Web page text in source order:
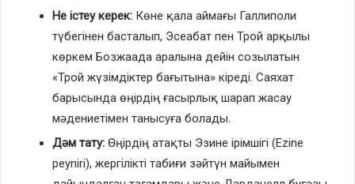
Не істеу керек: Көне қала аймағы Галлиполи
түбегінен басталып, Эсеабат пен Трой арқылы
көркем Бозжаада аралына дейін созылатын
«Трой жүзімдіктер бағытына» кіреді. Саяхат
барысында өңірдің ғасырлық шарап жасау
мәдениетімен танысуға болады.
Дәм тату: Өңірдің атақты Эзине ірімшігі (Ezine
peyniri), жергілікті табиғи зәйтүн майымен